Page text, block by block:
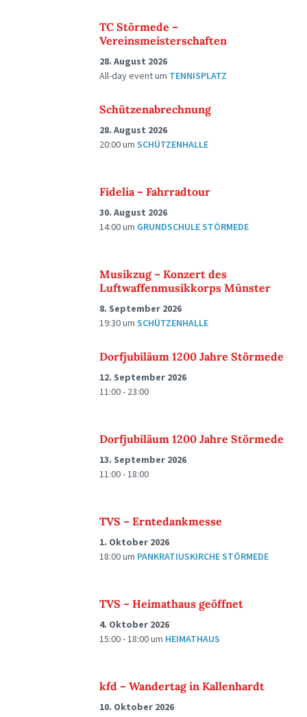
TC Störmede –
Vereinsmeisterschaften
28. August 2026
All-day eventum TENNISPLATZ
Schützenabrechnung
28. August 2026
20:00um SCHÜTZENHALLE
Fidelia – Fahrradtour
30. August 2026
14:00um GRUNDSCHULE STÖRMEDE
Musikzug – Konzert des
Luftwaffenmusikkorps Münster
8. September 2026
19:30um SCHÜTZENHALLE
Dorfjubiläum 1200 Jahre Störmede
12. September 2026
11:00 - 23:00
Dorfjubiläum 1200 Jahre Störmede
13. September 2026
11:00 - 18:00
TVS – Erntedankmesse
1. Oktober 2026
18:00um PANKRATIUSKIRCHE STÖRMEDE
TVS – Heimathaus geöffnet
4. Oktober 2026
15:00 - 18:00um HEIMATHAUS
kfd – Wandertag in Kallenhardt
10. Oktober 2026